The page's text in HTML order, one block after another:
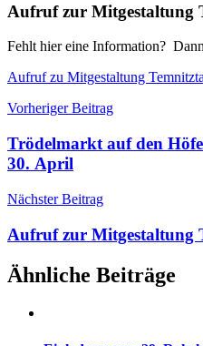
Aufruf zur Mitgestaltung
Fehlt hier eine Information?
Aufruf zu Mitgestaltung
Beitragsnavigation
Vorheriger Beitrag
Trödelmarkt auf den
30. April
Nächster Beitrag
Aufruf zur Mitgestaltung
Ähnliche Beiträge